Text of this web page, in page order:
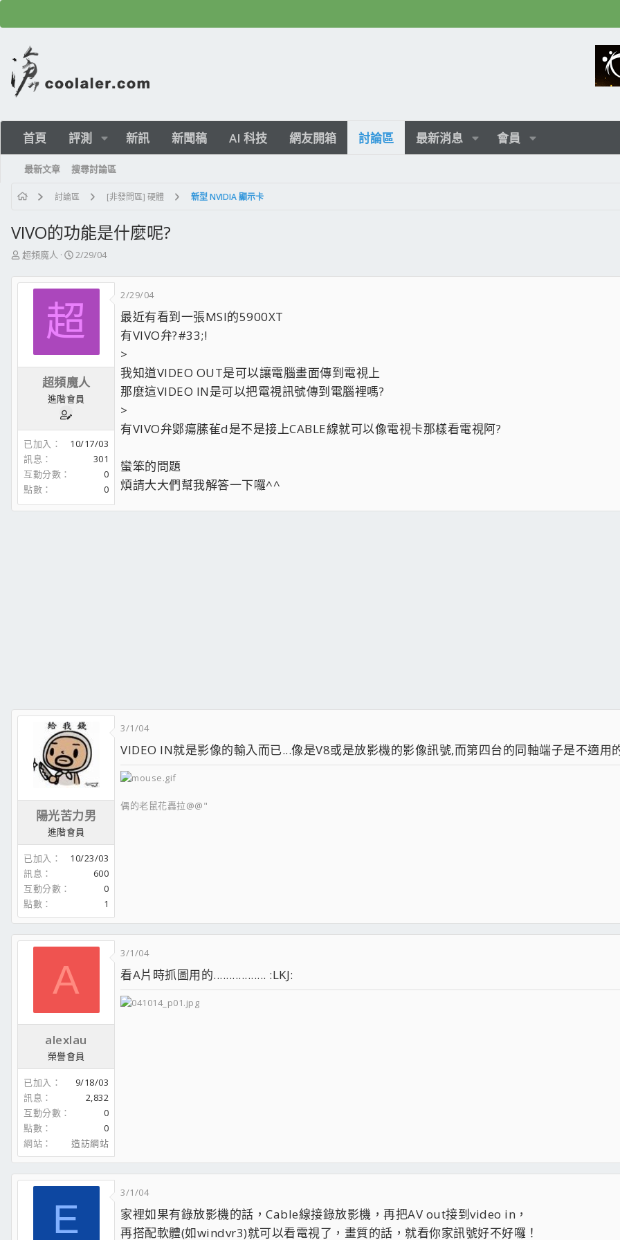
首頁 評測 新訊 新聞稿 AI 科技 網友開箱 討論區 最新消息 會員
最新文章 搜尋討論區
討論區 [非發問區] 硬體 新型 NVIDIA 顯示卡
VIVO的功能是什麼呢?
主
發
超頻魔人
開
日
2/29/04
超
超頻魔人
進階會員
已加入
10/17/03
訊息
301
互動分數
0
點數
0
2/29/04
最近有看到一張MSI的5900XT
有VIVO弁?#33;!
>
我知道VIDEO OUT是可以讓電腦畫面傳到電視上
那麼這VIDEO IN是可以把電視訊號傳到電腦裡嗎?
>
有VIVO弁鄋瘍膆雈d是不是接上CABLE線就可以像電視卡那樣看電視阿?
蠻笨的問題
煩請大大們幫我解答一下囉^^
陽光苦力男
進階會員
已加入
10/23/03
訊息
600
互動分數
0
點數
1
3/1/04
VIDEO IN就是影像的輸入而已...像是V8或是放影機的影像訊號,而第四台的同軸端子是不適用
偶的老鼠花轟拉@@"
A
alexlau
榮譽會員
已加入
9/18/03
訊息
2,832
互動分數
0
點數
0
網站
造訪網站
3/1/04
看A片時抓圖用的................. :LKJ:
E
3/1/04
家裡如果有錄放影機的話，Cable線接錄放影機，再把AV out接到video in，
再搭配軟體(如windvr3)就可以看電視了，畫質的話，就看你家訊號好不好囉！